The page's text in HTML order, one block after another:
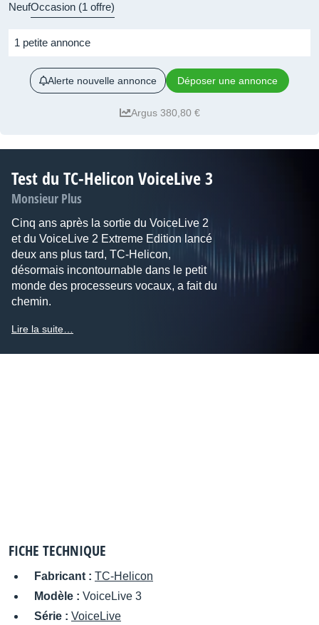
NeufOccasion (1 offre)
1 petite annonce
Alerte nouvelle annonce Déposer une annonce
Argus 380,80 €
Test du TC-Helicon VoiceLive 3
Monsieur Plus
Cinq ans après la sortie du VoiceLive 2
et du VoiceLive 2 Extreme Edition lancé
deux ans plus tard, TC-Helicon,
désormais incontournable dans le petit
monde des processeurs vocaux, a fait du
chemin.
Lire la suite…
FICHE TECHNIQUE
Fabricant : TC-Helicon
Modèle : VoiceLive 3
Série : VoiceLive